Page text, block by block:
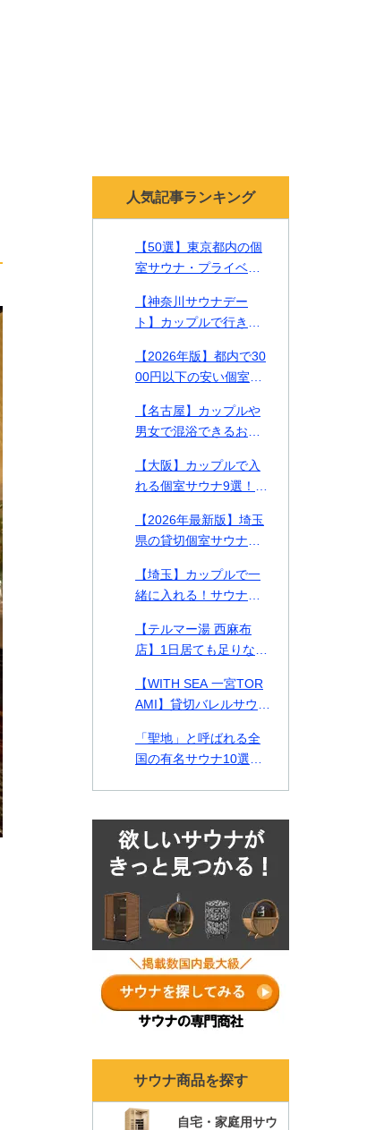
人気記事ランキング
【50選】東京都内の個
室サウナ・プライベー
なリラックスタイムを
【2026年最新】
【神奈川サウナデー
ト】カップルで行きた
2選をご紹介！
【2026年版】都内で30
00円以下の安い個室サ
る施設を徹底比較【料
金表付き】
【名古屋】カップルや
男女で混浴できるおす
プライベートサウナ9
選！
【大阪】カップルで入
れる個室サウナ9選！貸
サウナや2026年最新施
設も紹介！
【2026年最新版】埼玉
県の貸切個室サウナ・
すすめ14選！カップル
や男女で使える施設も
紹介
【埼玉】カップルで一
緒に入れる！サウナデ
紹介！
【テルマー湯 西麻布
店】1日居ても足りない
をとっても高クオリテ
ィな西麻布テルマー湯
を徹底解剖！
【WITH SEA 一宮TOR
AMI】貸切バレルサウナ
一宮TORAMIで海とサ
ウナを味わう
「聖地」と呼ばれる全
国の有名サウナ10選！
ナランキングも各年ま
とめ！
サウナ商品を探す
自宅・家庭用サウ